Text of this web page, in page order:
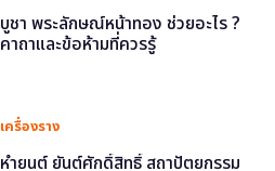
บูชา พระลักษณ์หน้าทอง ช่วยอะไร ?
คาถาและข้อห้ามที่ควรรู้
เครื่องราง
หำยนต์ ยันต์ศักดิ์สิทธิ์ สถาปัตยกรรม